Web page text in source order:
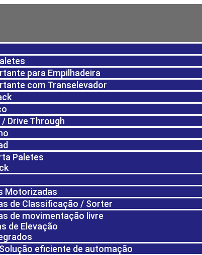
para Empilhadeira
com Transelevador
/ Drive Through
Paletes
Motorizadas
de Classificação / Sorter
de movimentação livre
de Elevação
eficiente de automação